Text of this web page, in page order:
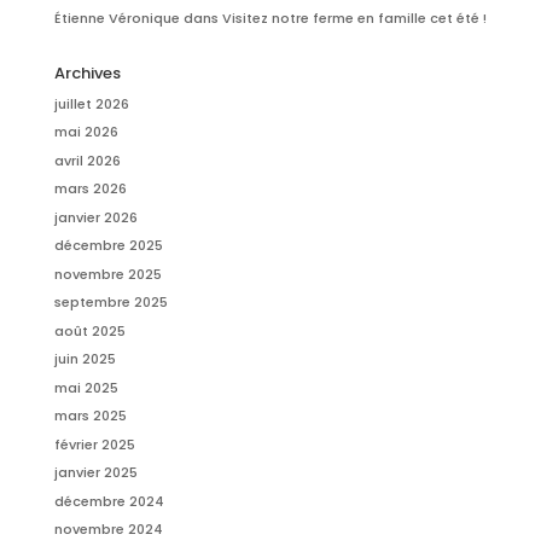
Étienne Véronique dans Visitez notre ferme en famille cet été !
Archives
juillet 2026
mai 2026
avril 2026
mars 2026
janvier 2026
décembre 2025
novembre 2025
septembre 2025
août 2025
juin 2025
mai 2025
mars 2025
février 2025
janvier 2025
décembre 2024
novembre 2024